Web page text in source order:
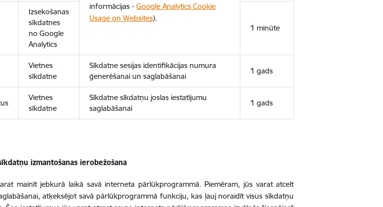
informācijas -Google Analytics Cookie
Usage on Websites).
Izsekošanas
sīkdatnes
no Google
Analytics
1 minūte
Vietnes
sīkdatne
Sīkdatne sesijas identifikācijas numura
ģenerēšanai un saglabāšanai
1 gads
Vietnes
sīkdatne
Sīkdatne sīkdatņu joslas iestatījumu
saglabāšanai
1 gads
izmantošanas ierobežošana
mainīt jebkurā laikā savā interneta pārlūkprogrammā. Piemēram, jūs varat atcelt
atķeksējot savā pārlūkprogrammā funkciju, kas ļauj noraidīt visus sīkdatņu